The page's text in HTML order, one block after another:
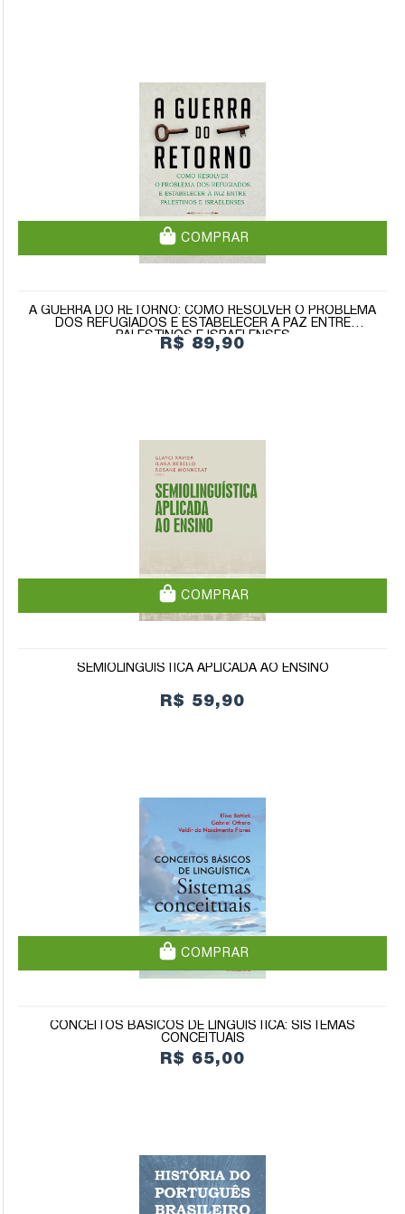
COMPRAR
A GUERRA DO RETORNO: COMO RESOLVER O PROBLEMA
DOS REFUGIADOS E ESTABELECER A PAZ ENTRE
PALESTINOS E ISRAELENSES
R$ 89,90
COMPRAR
SEMIOLINGUÍSTICA APLICADA AO ENSINO
R$ 59,90
COMPRAR
CONCEITOS BÁSICOS DE LINGUÍSTICA: SISTEMAS
CONCEITUAIS
R$ 65,00